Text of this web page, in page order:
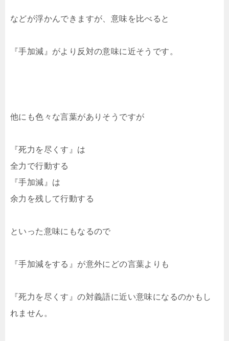
などが浮かんできますが、意味を比べると
『手加減』がより反対の意味に近そうです。
他にも色々な言葉がありそうですが
『死力を尽くす』は
全力で行動する
『手加減』は
余力を残して行動する
といった意味にもなるので
『手加減をする』が意外にどの言葉よりも
『死力を尽くす』の対義語に近い意味になるのかもし
れません。